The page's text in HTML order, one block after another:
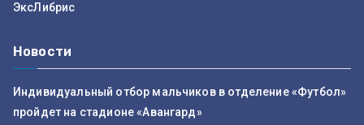
ЭксЛибрис
Новости
Индивидуальный отбор мальчиков в отделение «Футбол»
пройдет на стадионе «Авангард»